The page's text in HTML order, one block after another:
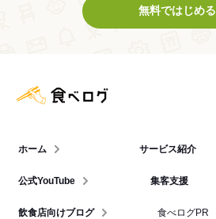
無料ではじめる
ホーム
公式YouTube
飲食店向けブログ
サービス紹介
集客支援
食べログPR